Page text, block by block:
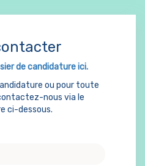
de candidature ici.
ou pour toute
nous via le
ci-dessous.